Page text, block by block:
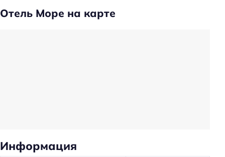
Трансфер: от/до автовокзала
Кухня/кухонный уголок в номере
Отель Море на карте
Информация